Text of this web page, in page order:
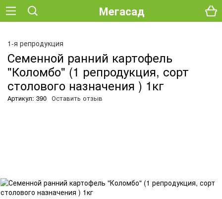
Мегасад
1-я репродукция
Семенной ранний картофель
"Коломбо" (1 репродукция, сорт
столового назначения ) 1кг
Артикул: 390 Оставить отзыв